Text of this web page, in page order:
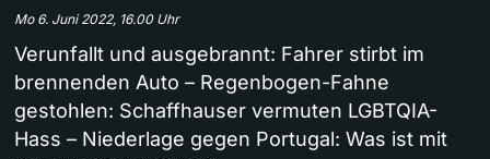
Mo 6. Juni 2022, 16.00 Uhr
Verunfallt und ausgebrannt: Fahrer stirbt im
brennenden Auto – Regenbogen-Fahne
gestohlen: Schaffhauser vermuten LGBTQIA-
Hass – Niederlage gegen Portugal: Was ist mit